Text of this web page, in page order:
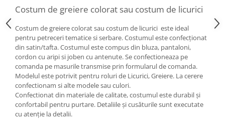
Costum de greiere colorat sau costum de licurici
Costum de greiere colorat sau costum de licurici este ideal
pentru petreceri tematice si serbare. Costumul este confecționat
din satin/tafta. Costumul este compus din bluza, pantaloni,
cordon cu aripi si joben cu antenute. Se confectioneaza pe
comanda pe masurile transmise prin formularul de comanda.
Modelul este potrivit pentru roluri de Licurici, Greiere. La cerere
confectionam si alte modele sau culori.
Confectionat din materiale de calitate, costumul este durabil și
confortabil pentru purtare. Detaliile și cusăturile sunt executate
cu atenție la detalii.